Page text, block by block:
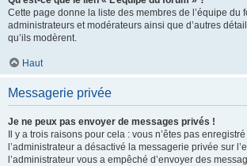
Cette page donne la liste des membres de l’équipe du
administrateurs et modérateurs ainsi que d’autres
qu’ils modèrent.
Haut
Messagerie privée
Je ne peux pas envoyer de messages privés !
Il y a trois raisons pour cela : vous n’êtes pas
l’administrateur a désactivé la messagerie privée sur
l’administrateur vous a empêché d’envoyer des